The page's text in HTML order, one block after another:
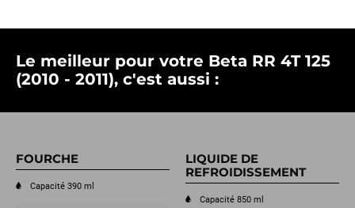
Le meilleur pour votre Beta RR 4T 125
(2010 - 2011), c'est aussi :
FOURCHE
Capacité 390 ml
LIQUIDE DE
REFROIDISSEMENT
Capacité 850 ml